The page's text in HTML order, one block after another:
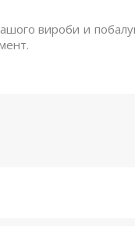
вироби и